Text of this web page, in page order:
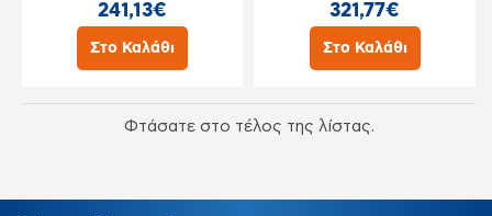
241,13€
Στο Καλάθι
321,77€
Στο Καλάθι
Φτάσατε στο τέλος της λίστας.